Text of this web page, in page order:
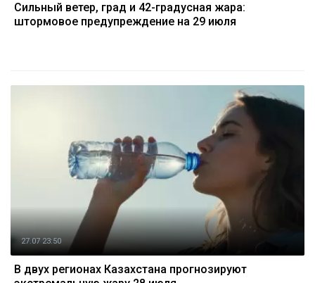
Сильный ветер, град и 42-градусная жара:
штормовое предупреждение на 29 июля
27.07 23:50
В двух регионах Казахстана прогнозируют